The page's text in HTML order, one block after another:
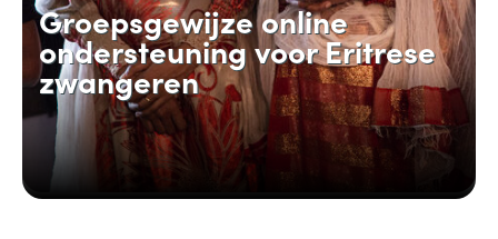
Groepsgewijze online
ondersteuning voor Eritrese
zwangeren